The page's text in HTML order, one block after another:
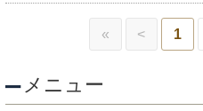
« < 1
メニュー